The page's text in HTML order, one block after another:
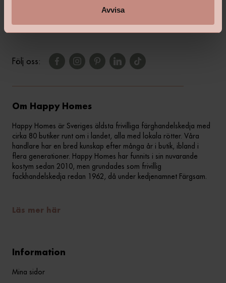
Avvisa
Följ oss:
Om Happy Homes
Happy Homes är Sveriges äldsta frivilliga färghandelskedja med
cirka 80 butiker runt om i landet, alla med lokala rötter. Våra
handlare har en bred kunskap efter många år i butik, ibland i
flera generationer. Happy Homes har funnits i sin nuvarande
kostym sedan 2010, men grundades som frivillig
fackhandelskedja redan 1962, då under kedjenamnet Färgsam.
Läs mer här
Information
Mina sidor